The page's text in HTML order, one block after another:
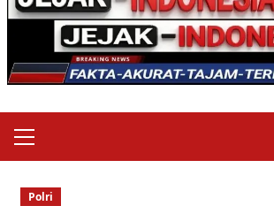
Menu
Polri